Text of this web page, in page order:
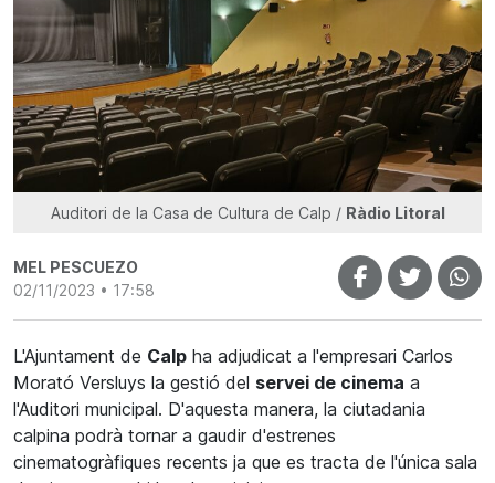
Auditori de la Casa de Cultura de Calp / Ràdio Litoral
MEL PESCUEZO
02/11/2023 • 17:58
L'Ajuntament de Calp ha adjudicat a l'empresari Carlos
Morató Versluys la gestió del servei de cinema a
l'Auditori municipal. D'aquesta manera, la ciutadania
calpina podrà tornar a gaudir d'estrenes
cinematogràfiques recents ja que es tracta de l'única sala